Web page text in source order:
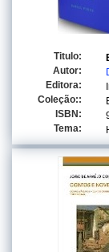
Titulo:
Autor:
Editora:
Coleção::
ISBN:
Tema: